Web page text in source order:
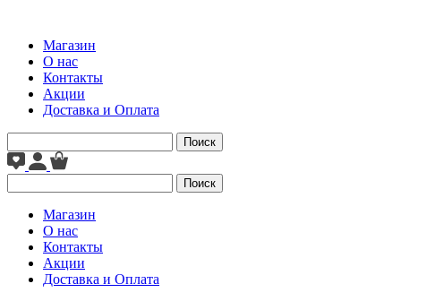
Магазин
О нас
Контакты
Акции
Доставка и Оплата
Поиск
Поиск
Магазин
О нас
Контакты
Акции
Доставка и Оплата